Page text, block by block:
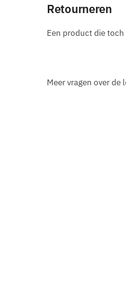
Retourneren
Een product die
Meer vragen over de